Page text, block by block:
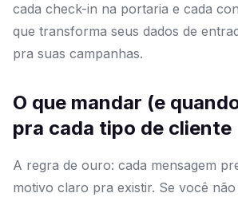
cada check-in na portaria e cada
que transforma seus dados de
pra suas campanhas.
O que mandar (e
pra cada tipo de cliente
A regra de ouro: cada mensagem
motivo claro pra existir. Se você